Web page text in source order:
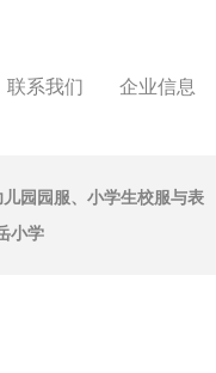
联系我们 企业信息
园园服、小学生校服与表
小学